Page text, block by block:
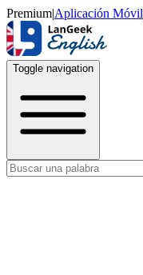
Premium|Aplicación Móvil
Toggle navigation